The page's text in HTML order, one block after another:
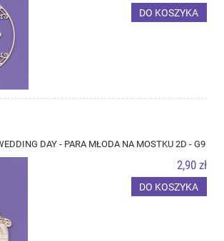
DO KOSZYKA
DAY - PARA MŁODA NA MOSTKU 2D - G9
2,90 zł
DO KOSZYKA